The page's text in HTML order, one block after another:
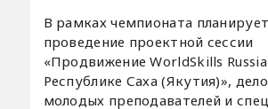
В рамках чемпионата
проведение проектной сессии
«Продвижение WorldSkills
Республике Саха (Якутия)»,
молодых преподавателей и